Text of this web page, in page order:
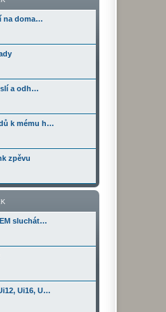
na doma…
a odh…
k mému h…
zpěvu
sluchát…
Ui16, U…